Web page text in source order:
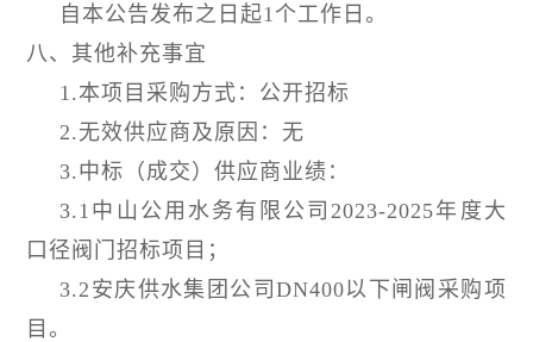
自本公告发布之日起1个工作日。
八、其他补充事宜
1.本项目采购方式：公开招标
2.无效供应商及原因：无
3.中标（成交）供应商业绩：
3.1中山公用水务有限公司2023-2025年度大
口径阀门招标项目；
3.2安庆供水集团公司DN400以下闸阀采购项
目。